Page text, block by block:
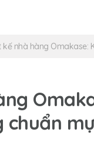
kế nhà hàng Omakase:
chuẩn